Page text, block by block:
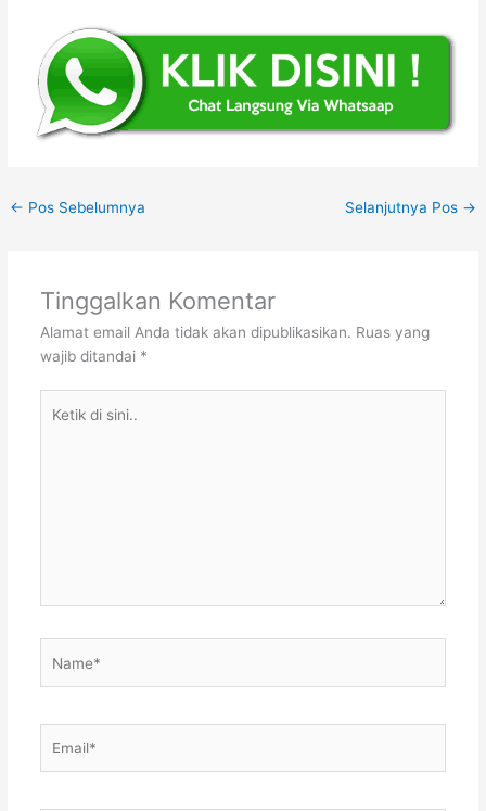
← Pos Sebelumnya Selanjutnya Pos →
Tinggalkan Komentar
Alamat email Anda tidak akan dipublikasikan. Ruas yang
wajib ditandai *